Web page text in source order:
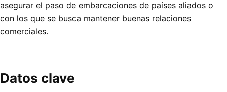
asegurar el paso de embarcaciones de países aliados o
con los que se busca mantener buenas relaciones
comerciales.
Datos clave